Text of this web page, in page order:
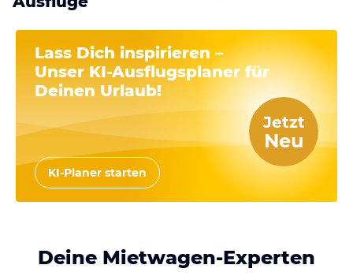
Lass Dich inspirieren –
Unser KI-Ausflugsplanerfür
Deinen Urlaub!
Jetzt
Neu
KI-Planer starten
Deine Mietwagen-Experten